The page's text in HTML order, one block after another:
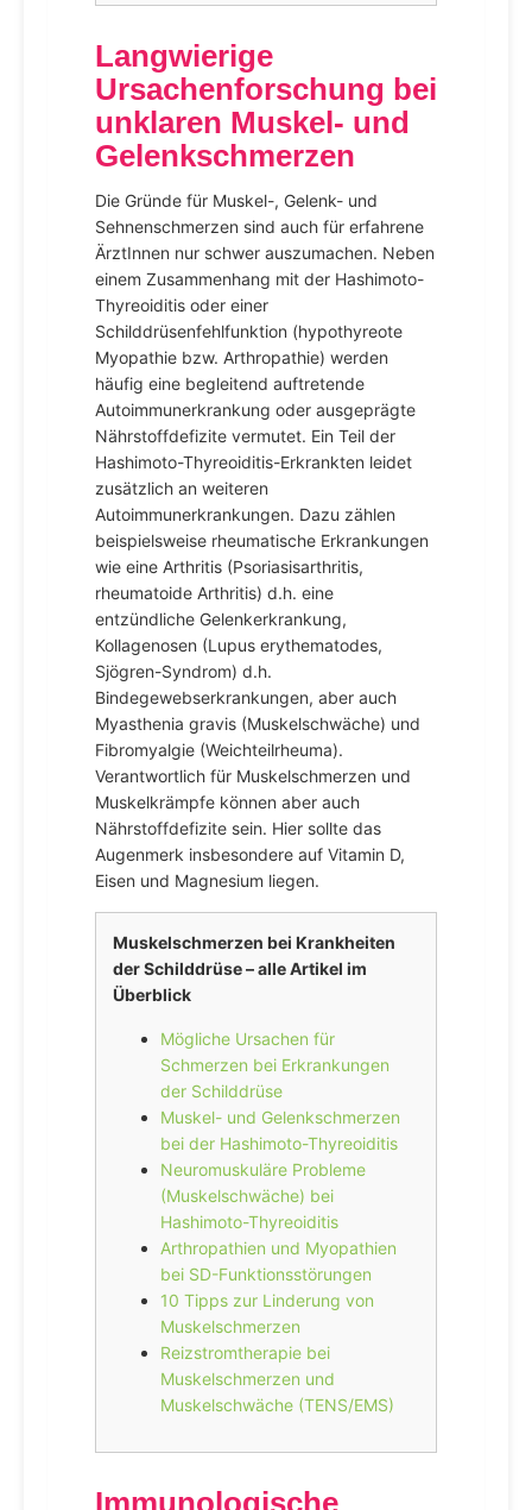
Langwierige
Ursachenforschung bei
unklaren Muskel- und
Gelenkschmerzen
Die Gründe für Muskel-, Gelenk- und
Sehnenschmerzen sind auch für erfahrene
ÄrztInnen nur schwer auszumachen. Neben
einem Zusammenhang mit der Hashimoto-
Thyreoiditis oder einer
Schilddrüsenfehlfunktion (hypothyreote
Myopathie bzw. Arthropathie) werden
häufig eine begleitend auftretende
Autoimmunerkrankung oder ausgeprägte
Nährstoffdefizite vermutet. Ein Teil der
Hashimoto-Thyreoiditis-Erkrankten leidet
zusätzlich an weiteren
Autoimmunerkrankungen. Dazu zählen
beispielsweise rheumatische Erkrankungen
wie eine Arthritis (Psoriasisarthritis,
rheumatoide Arthritis) d.h. eine
entzündliche Gelenkerkrankung,
Kollagenosen (Lupus erythematodes,
Sjögren-Syndrom) d.h.
Bindegewebserkrankungen, aber auch
Myasthenia gravis (Muskelschwäche) und
Fibromyalgie (Weichteilrheuma).
Verantwortlich für Muskelschmerzen und
Muskelkrämpfe können aber auch
Nährstoffdefizite sein. Hier sollte das
Augenmerk insbesondere auf Vitamin D,
Eisen und Magnesium liegen.
Muskelschmerzen bei Krankheiten
der Schilddrüse – alle Artikel im
Überblick
Mögliche Ursachen für
Schmerzen bei Erkrankungen
der Schilddrüse
Muskel- und Gelenkschmerzen
bei der Hashimoto-Thyreoiditis
Neuromuskuläre Probleme
(Muskelschwäche) bei
Hashimoto-Thyreoiditis
Arthropathien und Myopathien
bei SD-Funktionsstörungen
10 Tipps zur Linderung von
Muskelschmerzen
Reizstromtherapie bei
Muskelschmerzen und
Muskelschwäche (TENS/EMS)
Immunologische